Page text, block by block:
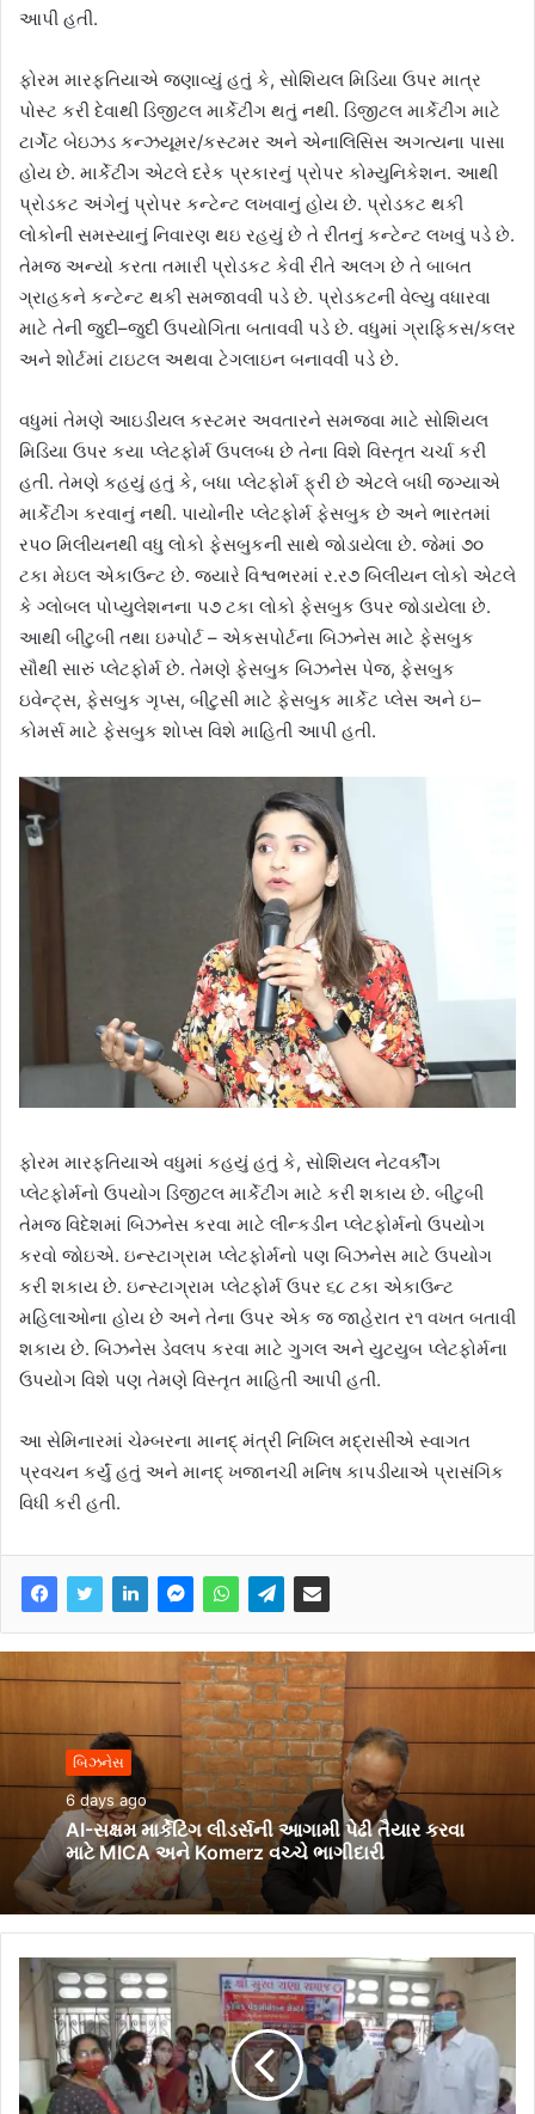
આપી હતી.
ફોરમ મારફતિયાએ જણાવ્યું હતું કે, સોશિયલ મિડિયા ઉપર માત્ર
પોસ્ટ કરી દેવાથી ડિજીટલ માર્કેટીંગ થતું નથી. ડિજીટલ માર્કેટીંગ માટે
ટાર્ગેટ બેઇઝડ કન્ઝયૂમર/કસ્ટમર અને એનાલિસિસ અગત્યના પાસા
હોય છે. માર્કેટીંગ એટલે દરેક પ્રકારનું પ્રોપર કોમ્યુનિકેશન. આથી
પ્રોડકટ અંગેનું પ્રોપર કન્ટેન્ટ લખવાનું હોય છે. પ્રોડકટ થકી
લોકોની સમસ્યાનું નિવારણ થઇ રહયું છે તે રીતનું કન્ટેન્ટ લખવું પડે છે.
તેમજ અન્યો કરતા તમારી પ્રોડકટ કેવી રીતે અલગ છે તે બાબત
ગ્રાહકને કન્ટેન્ટ થકી સમજાવવી પડે છે. પ્રોડકટની વેલ્યુ વધારવા
માટે તેની જુદી–જુદી ઉપયોગિતા બતાવવી પડે છે. વધુમાં ગ્રાફિકસ/કલર
અને શોર્ટમાં ટાઇટલ અથવા ટેગલાઇન બનાવવી પડે છે.
વધુમાં તેમણે આઇડીયલ કસ્ટમર અવતારને સમજવા માટે સોશિયલ
મિડિયા ઉપર કયા પ્લેટફોર્મ ઉપલબ્ધ છે તેના વિશે વિસ્તૃત ચર્ચા કરી
હતી. તેમણે કહયું હતું કે, બધા પ્લેટફોર્મ ફ્રી છે એટલે બધી જગ્યાએ
માર્કેટીંગ કરવાનું નથી. પાયોનીર પ્લેટફોર્મ ફેસબુક છે અને ભારતમાં
રપ૦ મિલીયનથી વધુ લોકો ફેસબુકની સાથે જોડાયેલા છે. જેમાં ૭૦
ટકા મેઇલ એકાઉન્ટ છે. જ્યારે વિશ્વભરમાં ર.ર૭ બિલીયન લોકો એટલે
કે ગ્લોબલ પોપ્યુલેશનના પ૭ ટકા લોકો ફેસબુક ઉપર જોડાયેલા છે.
આથી બીટુબી તથા ઇમ્પોર્ટ – એકસપોર્ટના બિઝનેસ માટે ફેસબુક
સૌથી સારું પ્લેટફોર્મ છે. તેમણે ફેસબુક બિઝનેસ પેજ, ફેસબુક
ઇવેન્ટ્‌સ, ફેસબુક ગૃપ્સ, બીટુસી માટે ફેસબુક માર્કેટ પ્લેસ અને ઇ–
કોમર્સ માટે ફેસબુક શોપ્સ વિશે માહિતી આપી હતી.
ફોરમ મારફતિયાએ વધુમાં કહયું હતું કે, સોશિયલ નેટવર્કીંગ
પ્લેટફોર્મનો ઉપયોગ ડિજીટલ માર્કેટીંગ માટે કરી શકાય છે. બીટુબી
તેમજ વિદેશમાં બિઝનેસ કરવા માટે લીન્કડીન પ્લેટફોર્મનો ઉપયોગ
કરવો જોઇએ. ઇન્સ્ટાગ્રામ પ્લેટફોર્મનો પણ બિઝનેસ માટે ઉપયોગ
કરી શકાય છે. ઇન્સ્ટાગ્રામ પ્લેટફોર્મ ઉપર ૬૮ ટકા એકાઉન્ટ
મહિલાઓના હોય છે અને તેના ઉપર એક જ જાહેરાત ર૧ વખત બતાવી
શકાય છે. બિઝનેસ ડેવલપ કરવા માટે ગુગલ અને યુટયુબ પ્લેટફોર્મના
ઉપયોગ વિશે પણ તેમણે વિસ્તૃત માહિતી આપી હતી.
આ સેમિનારમાં ચેમ્બરના માનદ્‌ મંત્રી નિખિલ મદ્રાસીએ સ્વાગત
પ્રવચન કર્યું હતું અને માનદ્‌ ખજાનચી મનિષ કાપડીયાએ પ્રાસંગિક
વિધી કરી હતી.
બિઝનેસ
6 days ago
AI-સક્ષમ માર્કેટિંગ લીડર્સની આગામી પેઢી તૈયાર કરવા
માટે MICA અને Komerz વચ્ચે ભાગીદારી